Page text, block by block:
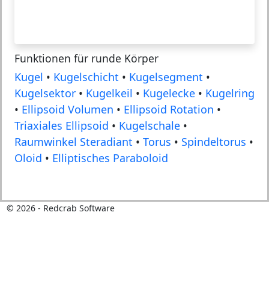
Funktionen für runde Körper
Kugel • Kugelschicht • Kugelsegment •
Kugelsektor • Kugelkeil • Kugelecke • Kugelring
• Ellipsoid Volumen • Ellipsoid Rotation •
Triaxiales Ellipsoid • Kugelschale •
Raumwinkel Steradiant • Torus • Spindeltorus •
Oloid • Elliptisches Paraboloid
© 2026- Redcrab Software